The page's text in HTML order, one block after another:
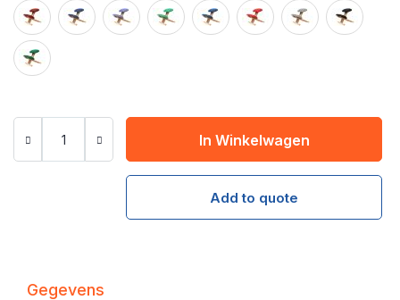
In Winkelwagen
Add to quote
Gegevens